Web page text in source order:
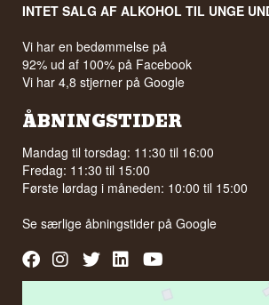
Silkeblød · Nøddet · Brødet
Vidste du at?
af små kobberpakninger
forbindelser ud af
jævne mellemrum, fordi
bliver spist af processen.
INTET SALG AF ALKOHOL TIL UNGE
Vi har en bedømmelse på
92% ud af 100% på Facebook
Vi har 4,8 stjerner på Google
ÅBNINGSTIDER
Mandag til torsdag: 11:30 til 16:00
Fredag: 11:30 til 15:00
Første lørdag i måneden: 10:00 til 15:00
Se særlige åbningstider påGoogle